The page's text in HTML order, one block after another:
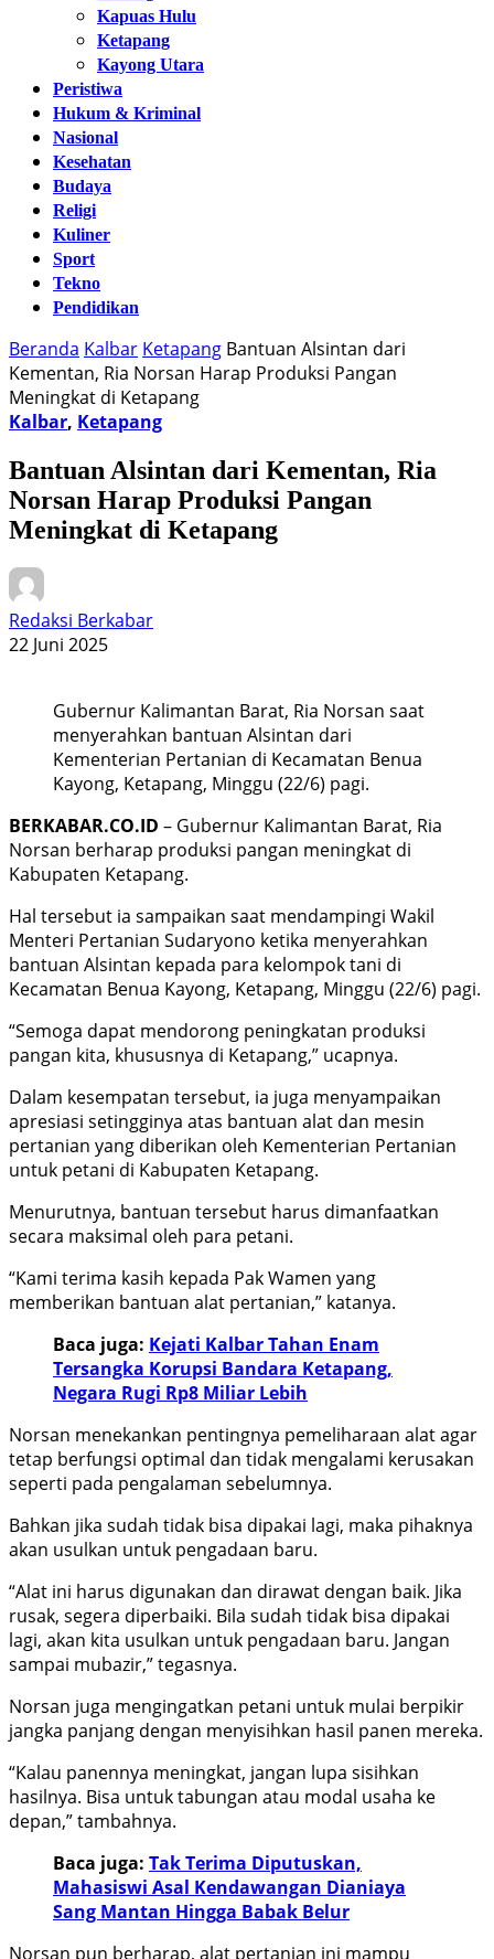
Kapuas Hulu
Ketapang
Kayong Utara
Peristiwa
Hukum & Kriminal
Nasional
Kesehatan
Budaya
Religi
Kuliner
Sport
Tekno
Pendidikan
Beranda Kalbar Ketapang Bantuan Alsintan dari
Kementan, Ria Norsan Harap Produksi Pangan
Meningkat di Ketapang
Kalbar, Ketapang
Bantuan Alsintan dari Kementan, Ria
Norsan Harap Produksi Pangan
Meningkat di Ketapang
Redaksi Berkabar
22 Juni 2025
Gubernur Kalimantan Barat, Ria Norsan saat
menyerahkan bantuan Alsintan dari
Kementerian Pertanian di Kecamatan Benua
Kayong, Ketapang, Minggu (22/6) pagi.
BERKABAR.CO.ID – Gubernur Kalimantan Barat, Ria
Norsan berharap produksi pangan meningkat di
Kabupaten Ketapang.
Hal tersebut ia sampaikan saat mendampingi Wakil
Menteri Pertanian Sudaryono ketika menyerahkan
bantuan Alsintan kepada para kelompok tani di
Kecamatan Benua Kayong, Ketapang, Minggu (22/6) pagi.
“Semoga dapat mendorong peningkatan produksi
pangan kita, khususnya di Ketapang,” ucapnya.
Dalam kesempatan tersebut, ia juga menyampaikan
apresiasi setingginya atas bantuan alat dan mesin
pertanian yang diberikan oleh Kementerian Pertanian
untuk petani di Kabupaten Ketapang.
Menurutnya, bantuan tersebut harus dimanfaatkan
secara maksimal oleh para petani.
“Kami terima kasih kepada Pak Wamen yang
memberikan bantuan alat pertanian,” katanya.
Baca juga: Kejati Kalbar Tahan Enam
Tersangka Korupsi Bandara Ketapang,
Negara Rugi Rp8 Miliar Lebih
Norsan menekankan pentingnya pemeliharaan alat agar
tetap berfungsi optimal dan tidak mengalami kerusakan
seperti pada pengalaman sebelumnya.
Bahkan jika sudah tidak bisa dipakai lagi, maka pihaknya
akan usulkan untuk pengadaan baru.
“Alat ini harus digunakan dan dirawat dengan baik. Jika
rusak, segera diperbaiki. Bila sudah tidak bisa dipakai
lagi, akan kita usulkan untuk pengadaan baru. Jangan
sampai mubazir,” tegasnya.
Norsan juga mengingatkan petani untuk mulai berpikir
jangka panjang dengan menyisihkan hasil panen mereka.
“Kalau panennya meningkat, jangan lupa sisihkan
hasilnya. Bisa untuk tabungan atau modal usaha ke
depan,” tambahnya.
Baca juga: Tak Terima Diputuskan,
Mahasiswi Asal Kendawangan Dianiaya
Sang Mantan Hingga Babak Belur
Norsan pun berharap, alat pertanian ini mampu